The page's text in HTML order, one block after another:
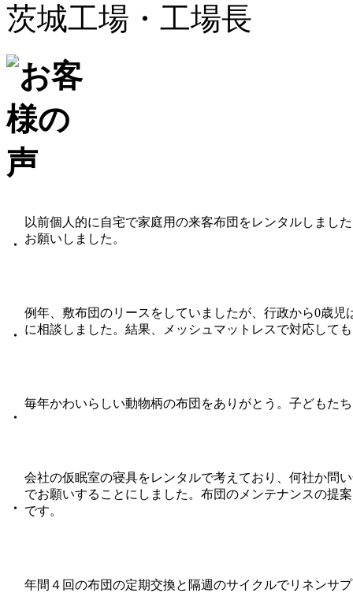
茨城工場・工場長
・
以前個人的に自宅で家庭用の来客布団をレンタルしまし
お願いしました。
・
例年、敷布団のリースをしていましたが、行政から0歳
に相談しました。結果、メッシュマットレスで対応して
・
毎年かわいらしい動物柄の布団をありがとう。子どもた
・
会社の仮眠室の寝具をレンタルで考えており、何社か問
でお願いすることにしました。布団のメンテナンスの提
です。
年間４回の布団の定期交換と隔週のサイクルでリネンサ